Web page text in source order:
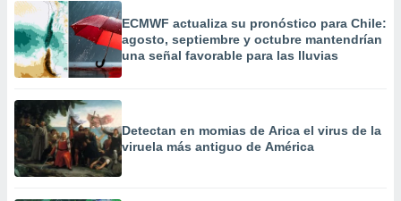
ECMWF actualiza su pronóstico para Chile:
agosto, septiembre y octubre mantendrían
una señal favorable para las lluvias
Detectan en momias de Arica el virus de la
viruela más antiguo de América